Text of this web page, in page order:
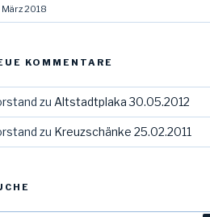
März 2018
KOMMENTARE
zu Altstadtplaka 30.05.2012
zu Kreuzschänke 25.02.2011